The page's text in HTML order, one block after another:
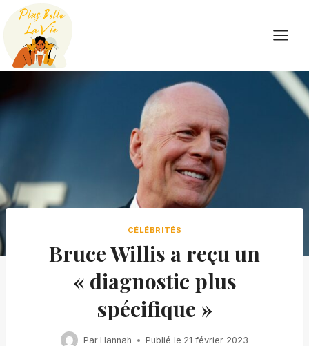
Skip
content
CÉLÉBRITÉS
Bruce Willis a reçu un
« diagnostic plus
spécifique »
Par Hannah Publié le 21 février 2023